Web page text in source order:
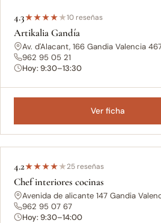
4.3★★★★★10 reseñas
Artikalia Gandía
Av. d'Alacant, 166 Gandia Valencia
962 95 05 21
Hoy: 9:30–13:30
Ver ficha
4.2★★★★★25 reseñas
Chef interiores cocinas
Avenida de alicante 147 Gandia
962 95 07 67
Hoy: 9:30–14:00